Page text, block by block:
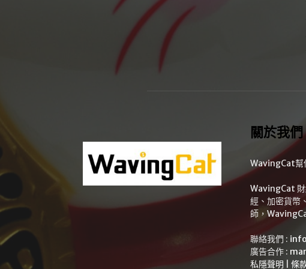
關於我們
WavingCat幫
WavingCat 財
經、加密貨幣
師，
聯絡我們 :
廣告合作 :
私隱聲明
條